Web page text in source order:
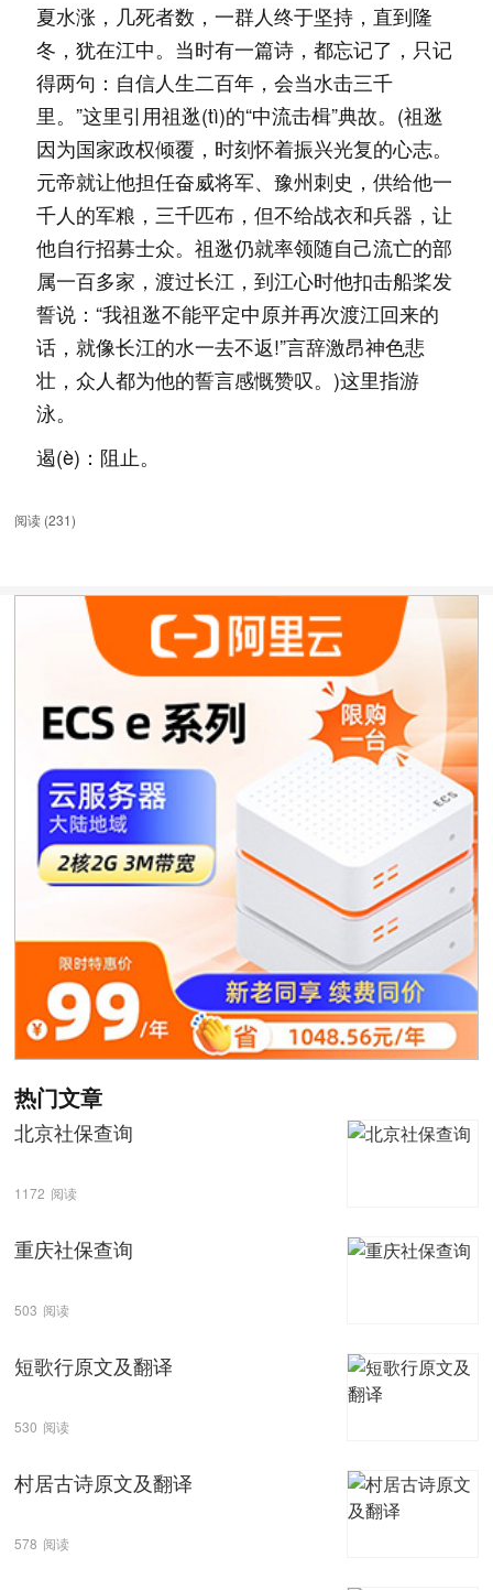
夏水涨，几死者数，一群人终于坚持，直到隆
冬，犹在江中。当时有一篇诗，都忘记了，只记
得两句：自信人生二百年，会当水击三千
里。”这里引用祖逖(tì)的“中流击楫”典故。(祖逖
因为国家政权倾覆，时刻怀着振兴光复的心志。
元帝就让他担任奋威将军、豫州刺史，供给他一
千人的军粮，三千匹布，但不给战衣和兵器，让
他自行招募士众。祖逖仍就率领随自己流亡的部
属一百多家，渡过长江，到江心时他扣击船桨发
誓说：“我祖逖不能平定中原并再次渡江回来的
话，就像长江的水一去不返!”言辞激昂神色悲
壮，众人都为他的誓言感慨赞叹。)这里指游
泳。
遏(è)：阻止。
阅读 (231)
热门文章
北京社保查询
1172 阅读
重庆社保查询
503 阅读
短歌行原文及翻译
530 阅读
村居古诗原文及翻译
578 阅读